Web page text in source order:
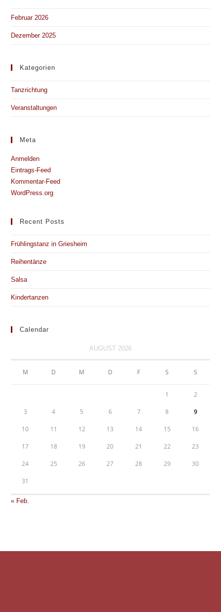
Februar 2026
Dezember 2025
Kategorien
Tanzrichtung
Veranstaltungen
Meta
Anmelden
Eintrags-Feed
Kommentar-Feed
WordPress.org
Recent Posts
Frühlingstanz in Griesheim
Reihentänze
Salsa
Kindertanzen
Calendar
AUGUST 2026
M D M D F S S
1 2
3 4 5 6 7 8 9
10 11 12 13 14 15 16
17 18 19 20 21 22 23
24 25 26 27 28 29 30
31
« Feb.